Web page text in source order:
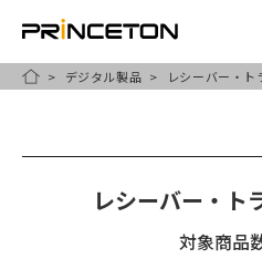
HOMEデジタル製品 レシーバー・ト
レシーバー・ト
対象商品